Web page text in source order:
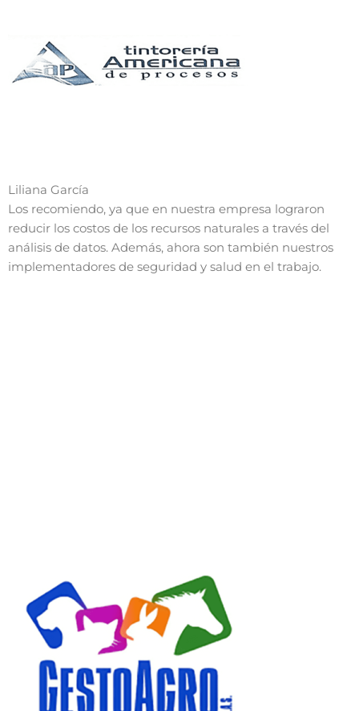
Liliana García
Los recomiendo, ya que en nuestra empresa lograron
reducir los costos de los recursos naturales a través del
análisis de datos. Además, ahora son también nuestros
implementadores de seguridad y salud en el trabajo.